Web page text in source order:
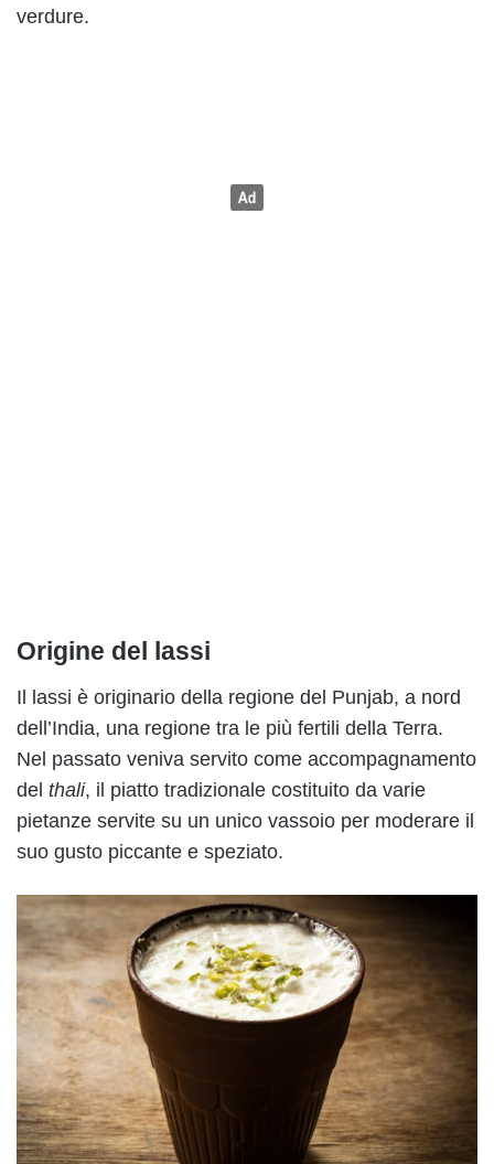
verdure.
Origine del lassi
Il lassi è originario della regione del Punjab, a nord
dell’India, una regione tra le più fertili della Terra.
Nel passato veniva servito come accompagnamento
del thali, il piatto tradizionale costituito da varie
pietanze servite su un unico vassoio per moderare il
suo gusto piccante e speziato.